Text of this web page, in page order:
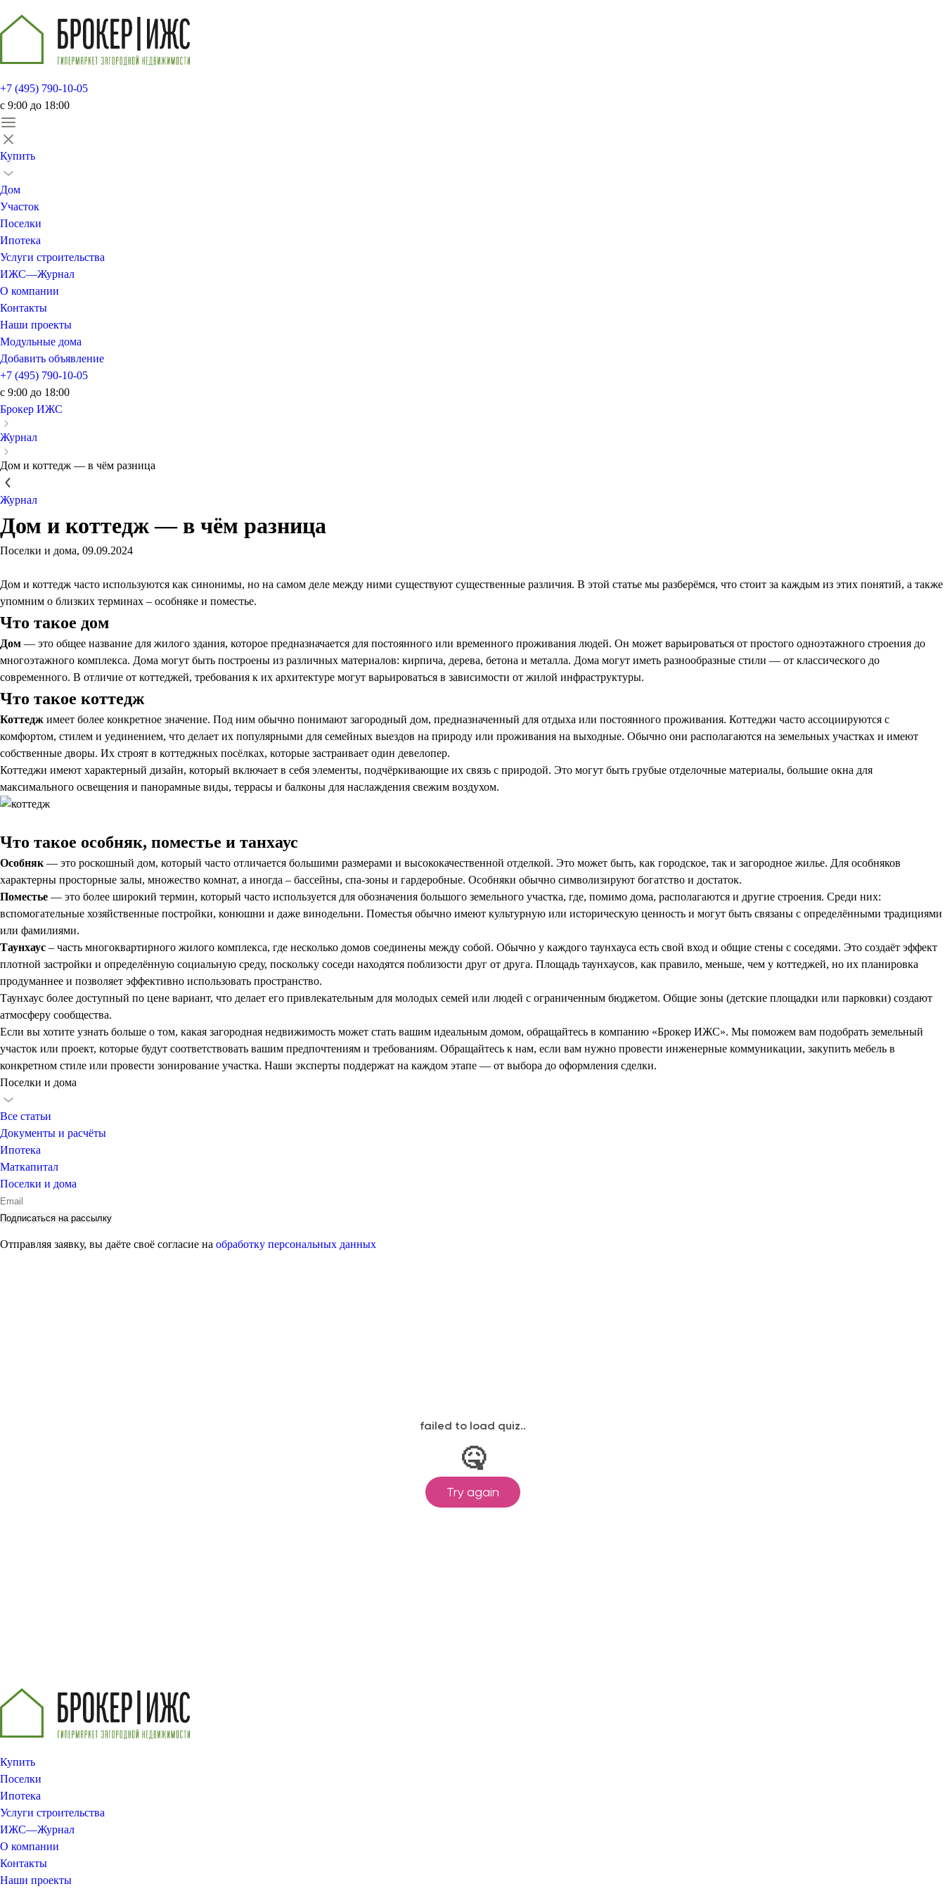
+7 (495) 790-10-05
c 9:00 до 18:00
Купить
Дом
Участок
Поселки
Ипотека
Услуги строительства
ИЖС—Журнал
О компании
Контакты
Наши проекты
Модульные дома
Добавить объявление
+7 (495) 790-10-05
c 9:00 до 18:00
Брокер ИЖС
Журнал
Дом и коттедж — в чём разница
Журнал
Дом и коттедж — в чём разница
Поселки и дома, 09.09.2024
Дом и коттедж часто используются как синонимы, но на самом деле между ними существуют существенные различия. В этой статье мы разберёмся, что стоит за каждым из этих понятий, а также
упомним о близких терминах – особняке и поместье.
Что такое дом
Дом — это общее название для жилого здания, которое предназначается для постоянного или временного проживания людей. Он может варьироваться от простого одноэтажного строения до
многоэтажного комплекса. Дома могут быть построены из различных материалов: кирпича, дерева, бетона и металла. Дома могут иметь разнообразные стили — от классического до
современного. В отличие от коттеджей, требования к их архитектуре могут варьироваться в зависимости от жилой инфраструктуры.
Что такое коттедж
Коттедж имеет более конкретное значение. Под ним обычно понимают загородный дом, предназначенный для отдыха или постоянного проживания. Коттеджи часто ассоциируются с
комфортом, стилем и уединением, что делает их популярными для семейных выездов на природу или проживания на выходные. Обычно они располагаются на земельных участках и имеют
собственные дворы. Их строят в коттеджных посёлках, которые застраивает один девелопер.
Коттеджи имеют характерный дизайн, который включает в себя элементы, подчёркивающие их связь с природой. Это могут быть грубые отделочные материалы, большие окна для
максимального освещения и панорамные виды, террасы и балконы для наслаждения свежим воздухом.
Что такое особняк, поместье и танхаус
Особняк — это роскошный дом, который часто отличается большими размерами и высококачественной отделкой. Это может быть, как городское, так и загородное жилье. Для особняков
характерны просторные залы, множество комнат, а иногда – бассейны, спа-зоны и гардеробные. Особняки обычно символизируют богатство и достаток.
Поместье — это более широкий термин, который часто используется для обозначения большого земельного участка, где, помимо дома, располагаются и другие строения. Среди них:
вспомогательные хозяйственные постройки, конюшни и даже винодельни. Поместья обычно имеют культурную или историческую ценность и могут быть связаны с определёнными традициями
или фамилиями.
Таунхаус – часть многоквартирного жилого комплекса, где несколько домов соединены между собой. Обычно у каждого таунхауса есть свой вход и общие стены с соседями. Это создаёт эффект
плотной застройки и определённую социальную среду, поскольку соседи находятся поблизости друг от друга. Площадь таунхаусов, как правило, меньше, чем у коттеджей, но их планировка
продуманнее и позволяет эффективно использовать пространство.
Таунхаус более доступный по цене вариант, что делает его привлекательным для молодых семей или людей с ограниченным бюджетом. Общие зоны (детские площадки или парковки) создают
атмосферу сообщества.
Если вы хотите узнать больше о том, какая загородная недвижимость может стать вашим идеальным домом, обращайтесь в компанию «Брокер ИЖС». Мы поможем вам подобрать земельный
участок или проект, которые будут соответствовать вашим предпочтениям и требованиям. Обращайтесь к нам, если вам нужно провести инженерные коммуникации, закупить мебель в
конкретном стиле или провести зонирование участка. Наши эксперты поддержат на каждом этапе — от выбора до оформления сделки.
Поселки и дома
Все статьи
Документы и расчёты
Ипотека
Маткапитал
Поселки и дома
Отправляя заявку, вы даёте своё согласие на обработку персональных данных
Купить
Поселки
Ипотека
Услуги строительства
ИЖС—Журнал
О компании
Контакты
Наши проекты